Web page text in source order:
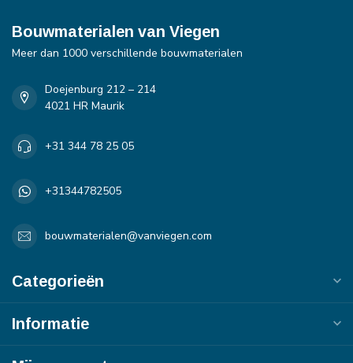
Bouwmaterialen van Viegen
Meer dan 1000 verschillende bouwmaterialen
Doejenburg 212 – 214
4021 HR Maurik
+31 344 78 25 05
+31344782505
bouwmaterialen@vanviegen.com
Categorieën
Informatie